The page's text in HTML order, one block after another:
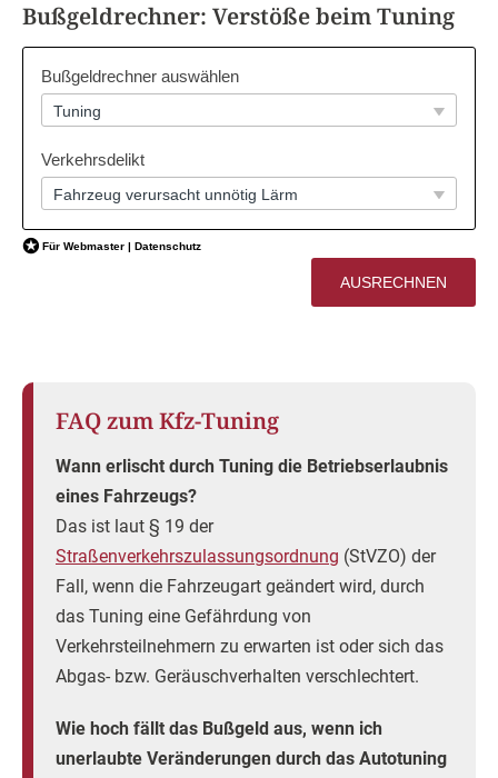
Bußgeldrechner: Verstöße beim Tuning
FAQ zum Kfz-Tuning
Wann erlischt durch Tuning die Betriebserlaubnis
eines Fahrzeugs?
Das ist laut § 19 der
Straßenverkehrszulassungsordnung (StVZO) der
Fall, wenn die Fahrzeugart geändert wird, durch
das Tuning eine Gefährdung von
Verkehrsteilnehmern zu erwarten ist oder sich das
Abgas- bzw. Geräuschverhalten verschlechtert.
Wie hoch fällt das Bußgeld aus, wenn ich
unerlaubte Veränderungen durch das Autotuning